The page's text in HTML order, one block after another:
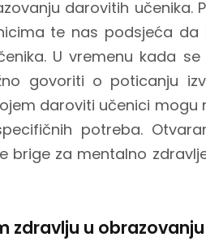
darovitih učenika.
te nas podsjeća da
U vremenu kada
govoriti o poticanju
daroviti učenici mogu
potreba.
za mentalno
zdravlju u obrazovanju